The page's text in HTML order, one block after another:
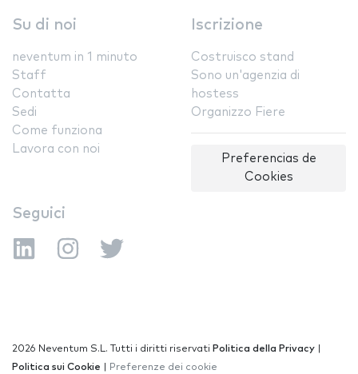
Su di noi
neventum in 1 minuto
Staff
Contatta
Sedi
Come funziona
Lavora con noi
Iscrizione
Costruisco stand
Sono un'agenzia di
hostess
Organizzo Fiere
Preferencias de
Cookies
Seguici
2026 Neventum S.L. Tutti i diritti riservati Politica della Privacy
Politica sui Cookie
Preferenze dei cookie